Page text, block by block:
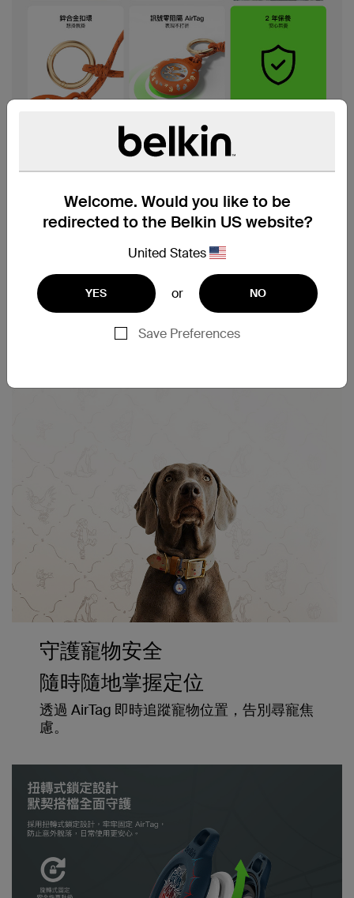
Welcome. Would you like to be
redirected to the Belkin US website?
United States
YES or NO
Save Preferences
守護寵物安全
隨時隨地掌握定位
透過 AirTag 即時追蹤寵物位置，告別尋寵焦
慮。